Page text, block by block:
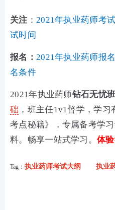
关注 ： 2021年执业药师考
试时间
报名： 2021年执业药师报
名条件
2021年执业药师钻石无忧
础 ，班主任1v1督学，学
考点秘籍》，专属备考学
料。畅享一站式学习。体
Tag： 执业药师考试大纲 执业